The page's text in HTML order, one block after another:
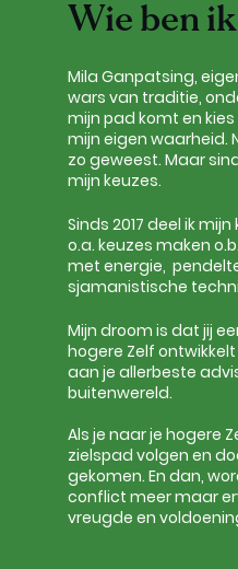
Wie ben
Mila Ganpatsing,
wars van traditie,
mijn pad komt en
mijn eigen waarheid.
zo geweest. Maar
mijn keuzes.
Sinds 2017 deel ik
o.a. keuzes maken
met energie,
sjamanistische
Mijn droom is dat jij
hogere Zelf
aan je allerbeste
buitenwereld.
Als je naar je hogere
zielspad volgen en
gekomen. En dan,
conflict meer maar
vreugde en